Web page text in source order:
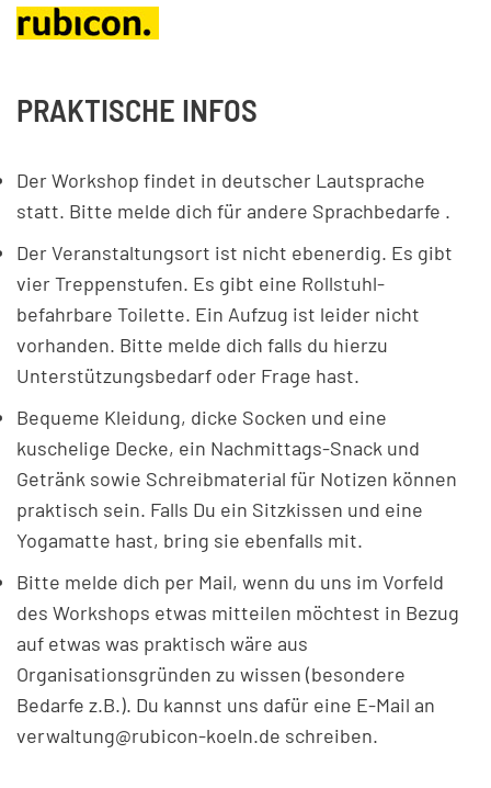
PRAKTISCHE INFOS
Der Workshop findet in deutscher Lautsprache
statt. Bitte melde dich für andere Sprachbedarfe .
Der Veranstaltungsort ist nicht ebenerdig. Es gibt
vier Treppenstufen. Es gibt eine Rollstuhl-
befahrbare Toilette. Ein Aufzug ist leider nicht
vorhanden. Bitte melde dich falls du hierzu
Unterstützungsbedarf oder Frage hast.
Bequeme Kleidung, dicke Socken und eine
kuschelige Decke, ein Nachmittags-Snack und
Getränk sowie Schreibmaterial für Notizen können
praktisch sein. Falls Du ein Sitzkissen und eine
Yogamatte hast, bring sie ebenfalls mit.
Bitte melde dich per Mail, wenn du uns im Vorfeld
des Workshops etwas mitteilen möchtest in Bezug
auf etwas was praktisch wäre aus
Organisationsgründen zu wissen (besondere
Bedarfe z.B.). Du kannst uns dafür eine E-Mail an
verwaltung@rubicon-koeln.de schreiben.